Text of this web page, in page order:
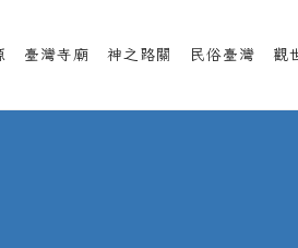
臺灣寺廟 神之路關 民俗臺灣 觀